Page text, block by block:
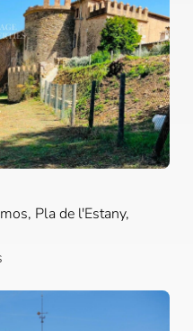
Pla de l'Estany,